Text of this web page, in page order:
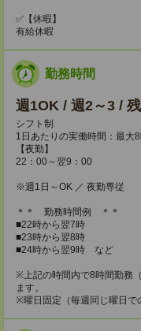
✅【休暇】
有給休暇
勤務時間
週1OK / 週2～3 /
シフト制
1日あたりの実働時間：最大8
【夜勤】
22：00～翌9：00
※週1日～OK ／ 夜勤専従
＊＊ 勤務時間例 ＊＊
■22時から翌7時
■23時から翌8時
■24時から翌9時 など
※上記の時間内で8時間勤務
ます。
※曜日固定（毎週同じ曜日で